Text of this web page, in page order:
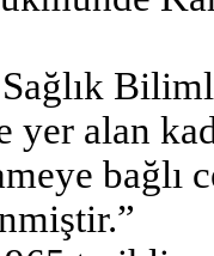
yer alan
bağlı